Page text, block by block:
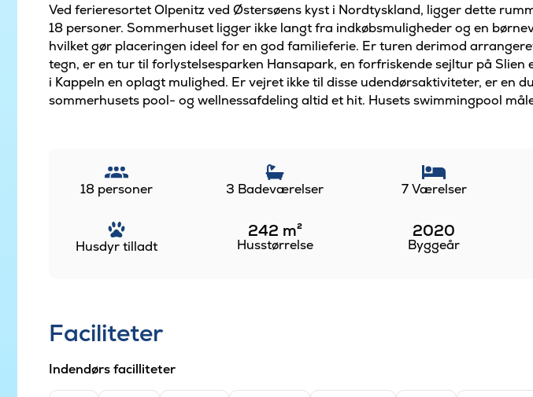
Ved ferieresortet Olpenitz ved Østersøens kyst i Nordtyskland, ligger dette
18 personer. Sommerhuset ligger ikke langt fra indkøbsmuligheder og en
hvilket gør placeringen ideel for en god familieferie. Er turen derimod
tegn, er en tur til forlystelsesparken Hansapark, en forfriskende sejltur på Slien
i Kappeln en oplagt mulighed. Er vejret ikke til disse udendørsaktiviteter, er en
sommerhusets pool- og wellnessafdeling altid et hit. Husets swimmingpool
18 personer 3 Badeværelser 7 Værelser
Husdyr tilladt
242 m²
Husstørrelse
2020
Byggeår
Faciliteter
Indendørs facilliteter